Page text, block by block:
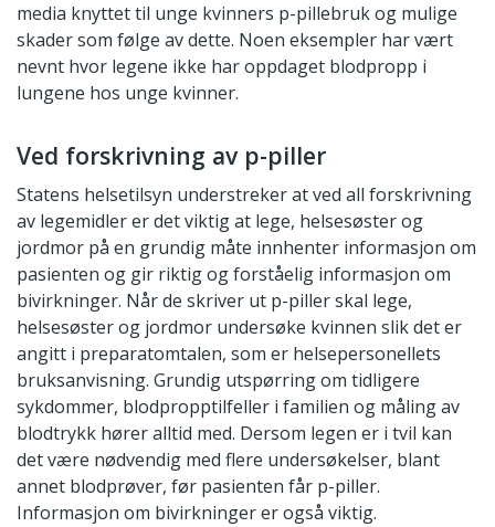
media knyttet til unge kvinners p-pillebruk og mulige
skader som følge av dette. Noen eksempler har vært
nevnt hvor legene ikke har oppdaget blodpropp i
lungene hos unge kvinner.
Ved forskrivning av p-piller
Statens helsetilsyn understreker at ved all forskrivning
av legemidler er det viktig at lege, helsesøster og
jordmor på en grundig måte innhenter informasjon om
pasienten og gir riktig og forståelig informasjon om
bivirkninger. Når de skriver ut p-piller skal lege,
helsesøster og jordmor undersøke kvinnen slik det er
angitt i preparatomtalen, som er helsepersonellets
bruksanvisning. Grundig utspørring om tidligere
sykdommer, blodpropptilfeller i familien og måling av
blodtrykk hører alltid med. Dersom legen er i tvil kan
det være nødvendig med flere undersøkelser, blant
annet blodprøver, før pasienten får p-piller.
Informasjon om bivirkninger er også viktig.